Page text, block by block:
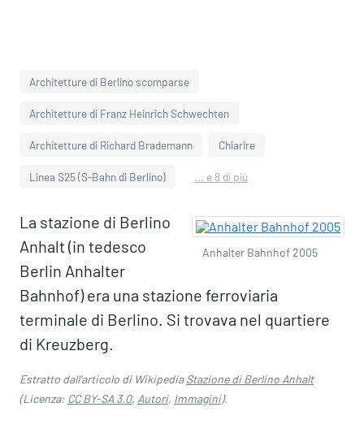
Architetture di Berlino scomparse
Architetture di Franz Heinrich Schwechten
Architetture di Richard Brademann Chiarire
Linea S25 (S-Bahn di Berlino) ... e 8 di più
Anhalter Bahnhof 2005
La stazione di Berlino
Anhalt (in tedesco
Berlin Anhalter
Bahnhof) era una stazione ferroviaria
terminale di Berlino. Si trovava nel quartiere
di Kreuzberg.
Estratto dall'articolo di WikipediaStazione di Berlino Anhalt
(Licenza: CC BY-SA 3.0, Autori, Immagini).